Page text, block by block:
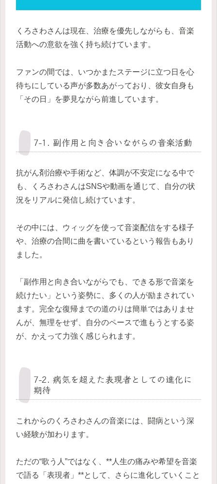
くろさわさんは現在、治療を優先しながらも、音楽
活動への意欲を強く持ち続けています。
ファンの間では、いつかまたステージに立つ日を心
待ちにしている声が多数あがっており、彼女自身も
「その日」を夢見ながら前進しています。
7-1. 副作用と向き合いながらの音楽活動
抗がん剤治療や手術など、体調が不安定になる中で
も、くろさわさんはSNSや動画を通じて、自分の状
況をリアルに発信し続けています。
その中には、ウィッグを使って音楽配信をする様子
や、治療の合間に曲を書いているという報告もあり
ました。
「副作用と向き合いながらでも、できる形で音楽を
続けたい」という姿勢に、多くの人が励まされてい
ます。完全な復帰までの道のりは簡単ではありませ
んが、無理をせず、自分のペースで進もうとする姿
が、かえって力強く感じられます。
7-2. 病気を超えた表現者としての進化に
期待
これからのくろさわさんの音楽には、闘病という深
い経験が加わります。
ただの“歌う人”ではなく、**人生の痛みや希望を音楽
で語る「表現者」**として、さらに進化していくこと